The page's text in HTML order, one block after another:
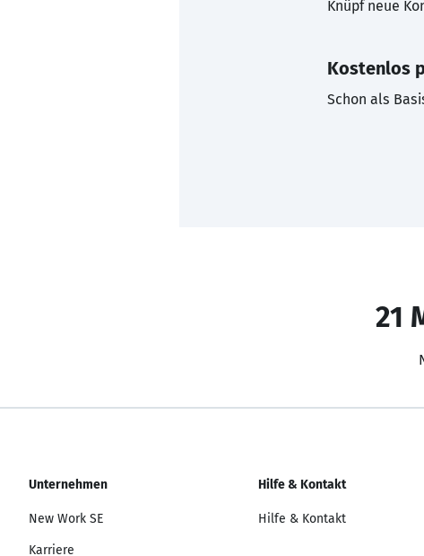
Knüpf neue
Kostenlos
Schon als
21
Unternehmen
New Work SE
Karriere
Hilfe & Kontakt
Hilfe & Kontakt